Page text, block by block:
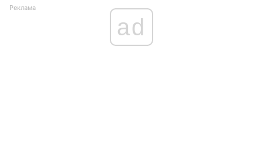
Реклама
ad